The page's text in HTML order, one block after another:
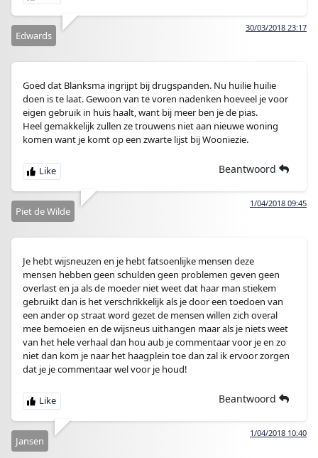
30/03/2018 23:17
Edwards
Goed dat Blanksma ingrijpt bij drugspanden. Nu huilie huilie
doen is te laat. Gewoon van te voren nadenken hoeveel je voor
eigen gebruik in huis haalt, want bij meer ben je de pias.
Heel gemakkelijk zullen ze trouwens niet aan nieuwe woning
komen want je komt op een zwarte lijst bij Wooniezie.
Beantwoord
1/04/2018 09:45
Piet de Wilde
Je hebt wijsneuzen en je hebt fatsoenlijke mensen deze
mensen hebben geen schulden geen problemen geven geen
overlast en ja als de moeder niet weet dat haar man stiekem
gebruikt dan is het verschrikkelijk als je door een toedoen van
een ander op straat word gezet de mensen willen zich overal
mee bemoeien en de wijsneus uithangen maar als je niets weet
van het hele verhaal dan hou aub je commentaar voor je en zo
niet dan kom je naar het haagplein toe dan zal ik ervoor zorgen
dat je je commentaar wel voor je houd!
Beantwoord
1/04/2018 10:40
Jansen